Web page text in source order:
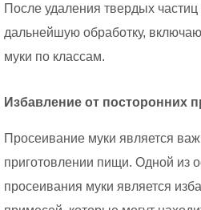
После удаления твердых частиц
дальнейшую обработку,
муки по классам.
Избавление от посторонних
Просеивание муки является
приготовлении пищи. Одной из
просеивания муки является